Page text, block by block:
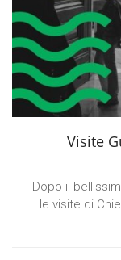
Visite
Dopo il
le visite di